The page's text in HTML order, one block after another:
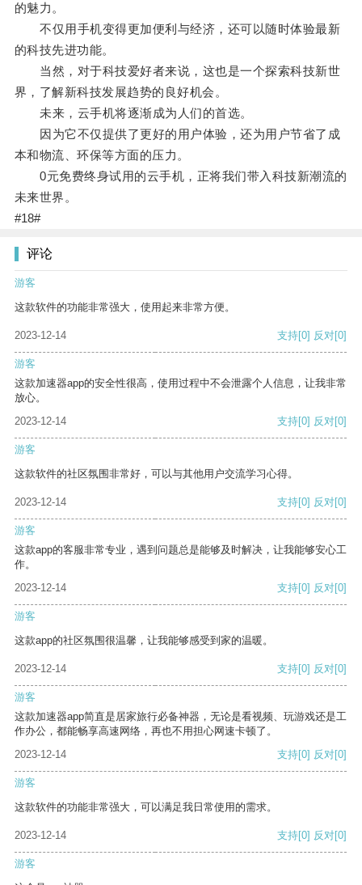
的魅力。
不仅用手机变得更加便利与经济，还可以随时体验最新
的科技先进功能。
当然，对于科技爱好者来说，这也是一个探索科技新世
界，了解新科技发展趋势的良好机会。
未来，云手机将逐渐成为人们的首选。
因为它不仅提供了更好的用户体验，还为用户节省了成
本和物流、环保等方面的压力。
0元免费终身试用的云手机，正将我们带入科技新潮流的
未来世界。
#18#
评论
游客
这款软件的功能非常强大，使用起来非常方便。
2023-12-14 支持[0] 反对[0]
游客
这款加速器app的安全性很高，使用过程中不会泄露个人信息，让我非常
放心。
2023-12-14
支持[0] 反对[0]
游客
这款软件的社区氛围非常好，可以与其他用户交流学习心得。
2023-12-14 支持[0] 反对[0]
游客
这款app的客服非常专业，遇到问题总是能够及时解决，让我能够安心工
作。
2023-12-14
支持[0] 反对[0]
游客
这款app的社区氛围很温馨，让我能够感受到家的温暖。
2023-12-14 支持[0] 反对[0]
游客
这款加速器app简直是居家旅行必备神器，无论是看视频、玩游戏还是工
作办公，都能畅享高速网络，再也不用担心网速卡顿了。
2023-12-14
支持[0] 反对[0]
游客
这款软件的功能非常强大，可以满足我日常使用的需求。
2023-12-14 支持[0] 反对[0]
游客